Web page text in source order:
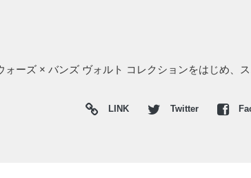
ォーズ × バンズ ヴォルト コレクションをはじめ、
LINK Twitter